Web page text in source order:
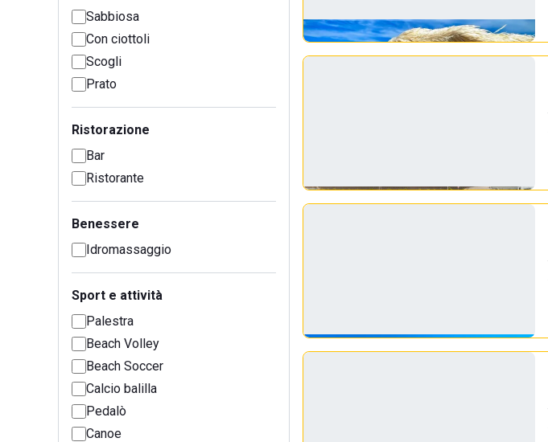
Sabbiosa
Con ciottoli
Scogli
Prato
Ristorazione
Bar
Ristorante
Benessere
Idromassaggio
Sport e attività
Palestra
Beach Volley
Beach Soccer
Calcio balilla
Pedalò
Canoe